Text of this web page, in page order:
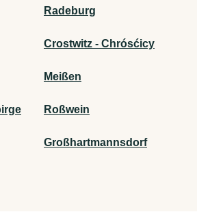
Radeburg
Crostwitz - Chrósćicy
Meißen
Roßwein
Großhartmannsdorf